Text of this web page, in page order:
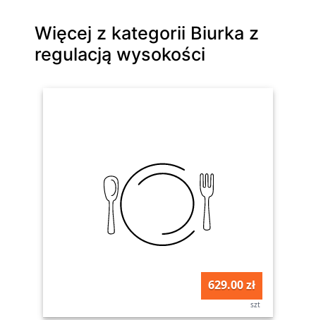
Więcej z kategorii Biurka z
regulacją wysokości
629.00 zł
szt